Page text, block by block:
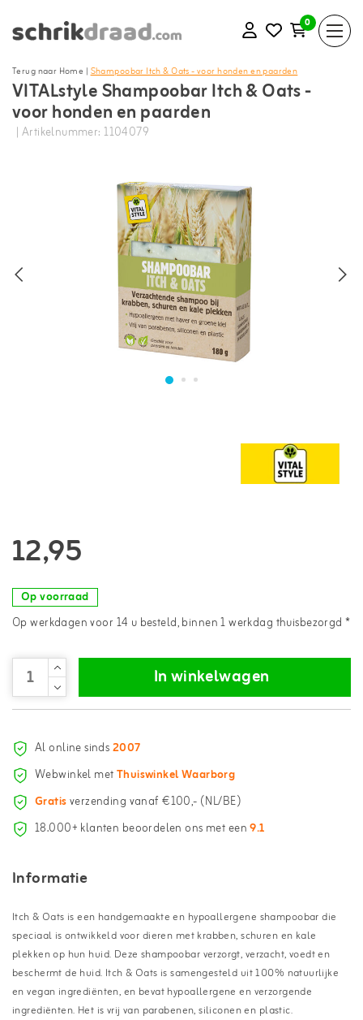
0
Terug naar Home |Shampoobar Itch & Oats - voor honden en paarden
VITALstyle Shampoobar Itch & Oats -
voor honden en paarden
| Artikelnummer: 1104079
12,95
Op voorraad
Op werkdagen voor 14 u besteld, binnen 1 werkdag thuisbezorgd *
In winkelwagen
Al online sinds2007
Webwinkel metThuiswinkel Waarborg
Gratisverzending vanaf €100,- (NL/BE)
18.000+ klanten beoordelen ons met een9.1
Informatie
Itch & Oats is een handgemaakte en hypoallergene shampoobar die
speciaal is ontwikkeld voor dieren met krabben, schuren en kale
plekken op hun huid. Deze shampoobar verzorgt, verzacht, voedt en
beschermt de huid. Itch & Oats is samengesteld uit 100% natuurlijke
en vegan ingrediënten, en bevat hypoallergene en verzorgende
ingrediënten. Het is vrij van parabenen, siliconen en plastic.